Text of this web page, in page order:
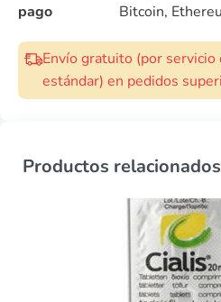
pago
Bitcoin,
Envío gratuito (por servicio
estándar) en pedidos
Productos